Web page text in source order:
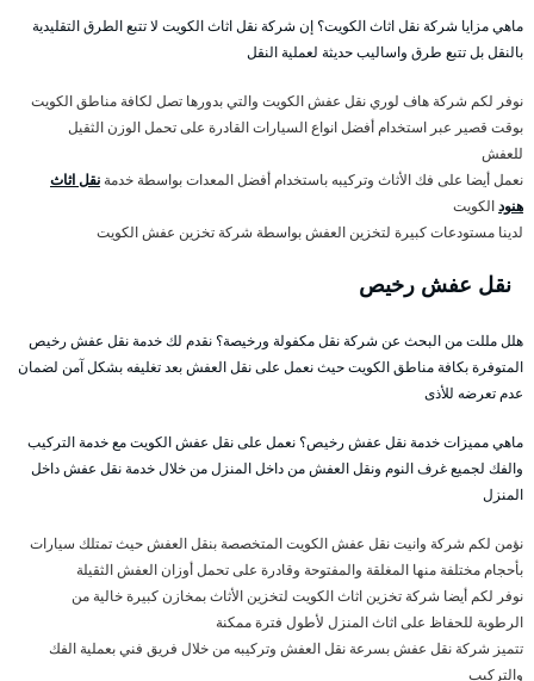
ماهي مزايا شركة نقل اثاث الكويت؟ إن شركة نقل اثاث الكويت لا تتبع الطرق التقليدية
بالنقل بل تتبع طرق واساليب حديثة لعملية النقل
نوفر لكم شركة هاف لوري نقل عفش الكويت والتي بدورها تصل لكافة مناطق الكويت
بوقت قصير عبر استخدام أفضل انواع السيارات القادرة على تحمل الوزن الثقيل
للعفش
نعمل أيضا على فك الأثاث وتركيبه باستخدام أفضل المعدات بواسطة خدمة نقل اثاث
هنودالكويت
لدينا مستودعات كبيرة لتخزين العفش بواسطة شركة تخزين عفش الكويت
نقل عفش رخيص
هلل مللت من البحث عن شركة نقل مكفولة ورخيصة؟ نقدم لك خدمة نقل عفش رخيص
المتوفرة بكافة مناطق الكويت حيث نعمل على نقل العفش بعد تغليفه بشكل آمن لضمان
عدم تعرضه للأذى
ماهي مميزات خدمة نقل عفش رخيص؟ نعمل على نقل عفش الكويت مع خدمة التركيب
والفك لجميع غرف النوم ونقل العفش من داخل المنزل من خلال خدمة نقل عفش داخل
المنزل
نؤمن لكم شركة وانيت نقل عفش الكويت المتخصصة بنقل العفش حيث تمتلك سيارات
بأحجام مختلفة منها المغلقة والمفتوحة وقادرة على تحمل أوزان العفش الثقيلة
نوفر لكم أيضا شركة تخزين اثاث الكويت لتخزين الأثاث بمخازن كبيرة خالية من
الرطوبة للحفاظ على اثاث المنزل لأطول فترة ممكنة
تتميز شركة نقل عفش بسرعة نقل العفش وتركيبه من خلال فريق فني بعملية الفك
والتركيب